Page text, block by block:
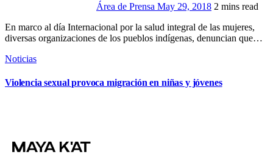
Área de Prensa May 29, 2018 2 mins read
En marco al día Internacional por la salud integral de las mujeres,
diversas organizaciones de los pueblos indígenas, denuncian que…
Noticias
Violencia sexual provoca migración en niñas y jóvenes